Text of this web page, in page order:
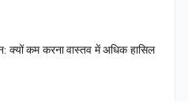
क्यों कम करना वास्तव में अधिक हासिल